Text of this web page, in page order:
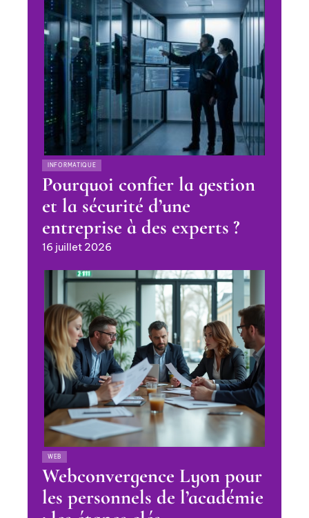
INFORMATIQUE
Pourquoi confier la gestion
et la sécurité d’une
entreprise à des experts ?
16 juillet 2026
WEB
Webconvergence Lyon pour
les personnels de l’académie